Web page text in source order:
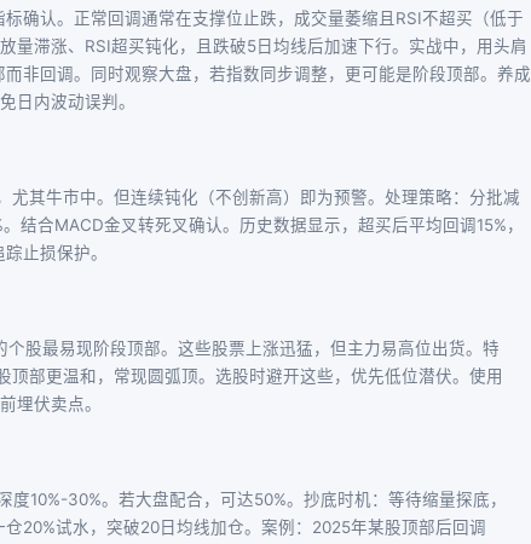
确认。正常回调通常在支撑位止跌，成交量萎缩且RSI不超买（低于
量滞涨、RSI超买钝化，且跌破5日均线后加速下行。实战中，用头肩
非回调。同时观察大盘，若指数同步调整，更可能是阶段顶部。养成
日内波动误判。
尤其牛市中。但连续钝化（不创新高）即为预警。处理策略：分批减
结合MACD金叉转死叉确认。历史数据显示，超买后平均回调15%，
止损保护。
股最易现阶段顶部。这些股票上涨迅猛，但主力易高位出货。特
顶部更温和，常现圆弧顶。选股时避开这些，优先低位潜伏。使用
埋伏卖点。
10%-30%。若大盘配合，可达50%。抄底时机：等待缩量探底，
20%试水，突破20日均线加仓。案例：2025年某股顶部后回调